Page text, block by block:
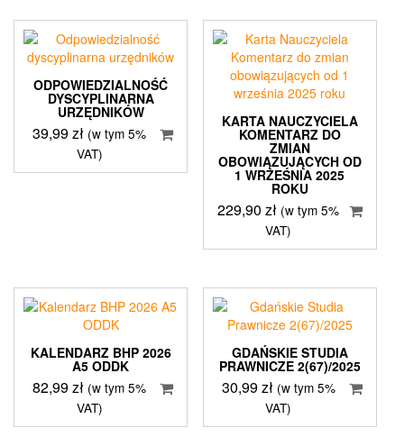
ODPOWIEDZIALNOŚĆ
DYSCYPLINARNA
URZĘDNIKÓW
39,99zł (w tym 5%
VAT)
KARTA NAUCZYCIELA
KOMENTARZ DO
ZMIAN
OBOWIĄZUJĄCYCH OD
1 WRZEŚNIA 2025
ROKU
229,90zł (w tym 5%
VAT)
KALENDARZ BHP 2026
A5 ODDK
82,99zł (w tym 5%
VAT)
GDAŃSKIE STUDIA
PRAWNICZE 2(67)/2025
30,99zł (w tym 5%
VAT)